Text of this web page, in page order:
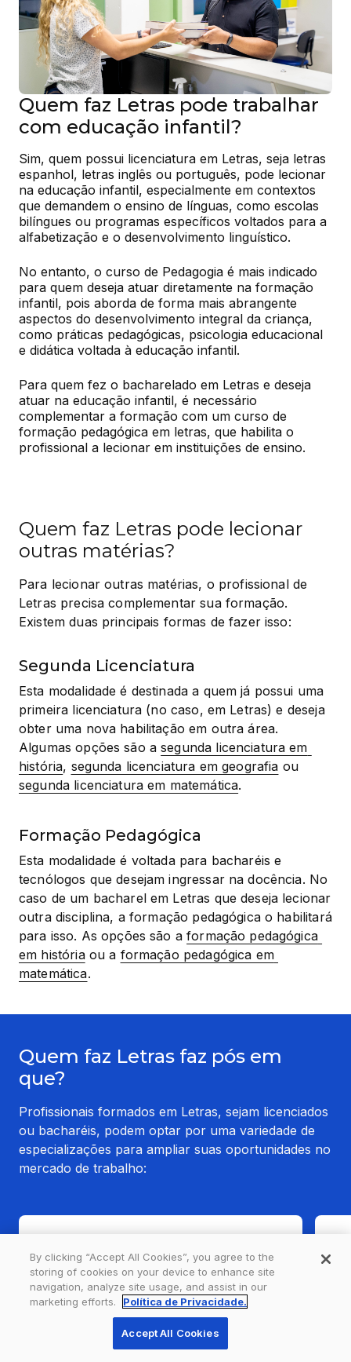
Quem faz Letras pode trabalhar
com educação infantil?
Sim, quem possui licenciatura em Letras, seja letras
espanhol, letras inglês ou português, pode lecionar
na educação infantil, especialmente em contextos
que demandem o ensino de línguas, como escolas
bilíngues ou programas específicos voltados para a
alfabetização e o desenvolvimento linguístico.
No entanto, o curso de Pedagogia é mais indicado
para quem deseja atuar diretamente na formação
infantil, pois aborda de forma mais abrangente
aspectos do desenvolvimento integral da criança,
como práticas pedagógicas, psicologia educacional
e didática voltada à educação infantil.
Para quem fez o bacharelado em Letras e deseja
atuar na educação infantil, é necessário
complementar a formação com um curso de
formação pedagógica em letras, que habilita o
profissional a lecionar em instituições de ensino.
Quem faz Letras pode lecionar
outras matérias?
Para lecionar outras matérias, o profissional de
Letras precisa complementar sua formação.
Existem duas principais formas de fazer isso:
Segunda Licenciatura
Esta modalidade é destinada a quem já possui uma
primeira licenciatura (no caso, em Letras) e deseja
obter uma nova habilitação em outra área.
Algumas opções são a segunda licenciatura em
história, segunda licenciatura em geografia
ou
segunda licenciatura em matemática.
Formação Pedagógica
Esta modalidade é voltada para bacharéis e
tecnólogos que desejam ingressar na docência. No
caso de um bacharel em Letras que deseja lecionar
outra disciplina, a formação pedagógica o habilitará
para isso. As opções são a formação pedagógica
em história ou a formação pedagógica em
matemática.
Quem faz Letras faz pós em
que?
Profissionais formados em Letras, sejam licenciados
ou bacharéis, podem optar por uma variedade de
especializações para ampliar suas oportunidades no
mercado de trabalho:
Já para profissionais que desejam se
destacar no mercado editorial ou em
áreas corporativas uma boa opção é
tradução de inglês.
By clicking “Accept All Cookies”, you agree to the
storing of cookies on your device to enhance site
navigation, analyze site usage, and assist in our
marketing efforts.
Política de Privacidade.
Accept All Cookies